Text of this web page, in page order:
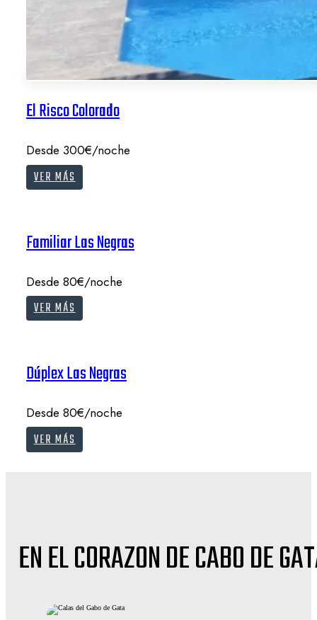
El Risco Colorado
Desde 300€/noche
VER MÁS
Familiar Las Negras
Desde 80€/noche
VER MÁS
Dúplex Las Negras
Desde 80€/noche
VER MÁS
EN EL CORAZON DE CABO DE